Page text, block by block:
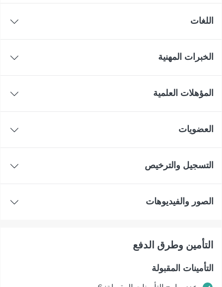
اللغات
الخبرات المهنية
المؤهلات العلمية
العضويات
التسجيل والترخيص
الصور والفيديوهات
التأمين وطرق الدفع
التأمينات المقبولة